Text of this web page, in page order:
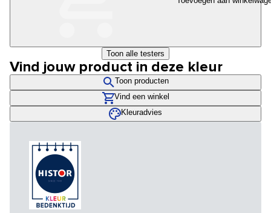
Toon alle testers
Vind jouw product in deze kleur
Toon producten
Vind een winkel
Kleuradvies